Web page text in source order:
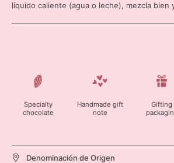
líquido caliente (agua o leche), mezcla bien
Specialty
chocolate
Handmade gift
note
Gifting
Denominación de Origen